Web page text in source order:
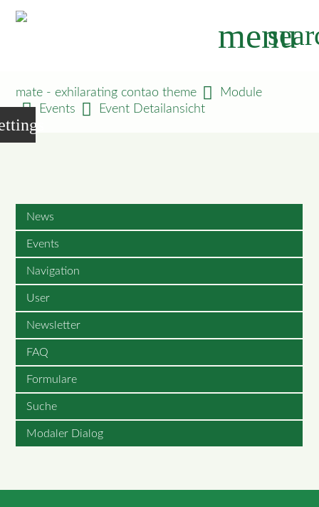
menu
mate - exhilarating contao theme
Module
Events
Event Detailansicht
News
Events
Navigation
User
Newsletter
FAQ
Formulare
Suche
Modaler Dialog